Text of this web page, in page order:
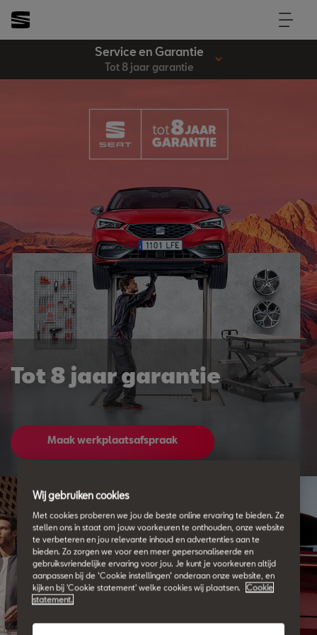
Service en Garantie
Tot 8 jaar garantie
Tot 8 jaar garantie
Maak werkplaatsafspraak
Wij gebruiken cookies
Met cookies proberen we jou de beste online ervaring te bieden. Ze
stellen ons in staat om jouw voorkeuren te onthouden, onze website
te verbeteren en jou relevante inhoud en advertenties aan te
bieden. Zo zorgen we voor een meer gepersonaliseerde en
gebruiksvriendelijke ervaring voor jou. Je kunt je voorkeuren altijd
aanpassen bij de ‘Cookie instellingen’ onderaan onze website, en
kijken bij 'Cookie statement' welke cookies wij plaatsen.
Cookie
statement.